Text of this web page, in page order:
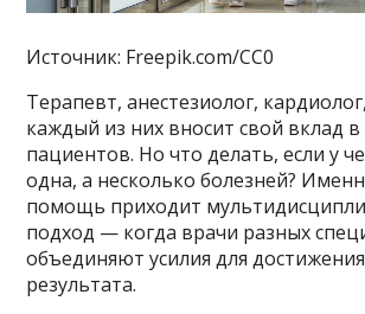
Источник: Freepik.com/CC0
Терапевт, анестезиолог,
каждый из них вносит свой вклад в
пациентов. Но что делать, если у
одна, а несколько болезней?
помощь приходит
подход — когда врачи разных
объединяют усилия для
результата.